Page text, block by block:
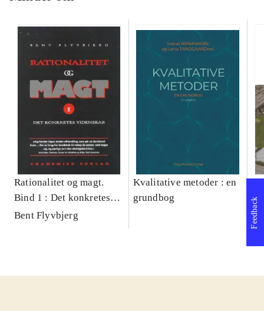
Rationalitet og magt.
Bind 1 : Det konkretes
videnskab
Bent Flyvbjerg
Kvalitative metoder : en
grundbog
Feedback